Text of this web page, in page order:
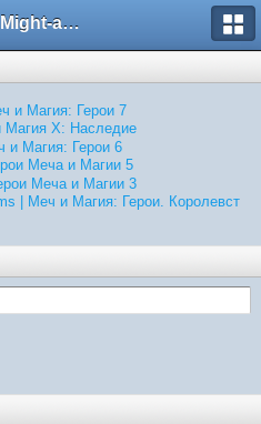
Форум Might-and-Magic.ru
и Магия: Герои 7
Магия X: Наследие
и Магия: Герои 6
Меча и Магии 5
Меча и Магии 3
| Меч и Магия: Герои. Королевст